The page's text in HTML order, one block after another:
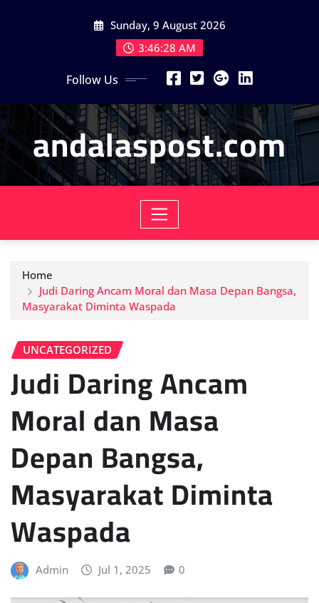
Sunday, 9 August 2026
3:46:30 AM
Follow Us
andalaspost.com
Home
Judi Daring Ancam Moral dan Masa Depan Bangsa,
Masyarakat Diminta Waspada
UNCATEGORIZED
Judi Daring Ancam
Moral dan Masa
Depan Bangsa,
Masyarakat Diminta
Waspada
Admin Jul 1, 2025 0